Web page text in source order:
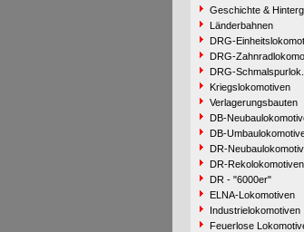
Geschichte &
Länderbahnen
DRG-
DRG-
DRG-Schmalspurlok.
Kriegslokomotiven
Verlagerungsbauten
DB-
DB-
DR-
DR-Rekolokomotiven
DR - "6000er"
ELNA-Lokomotiven
Industrielokomotiven
Feuerlose